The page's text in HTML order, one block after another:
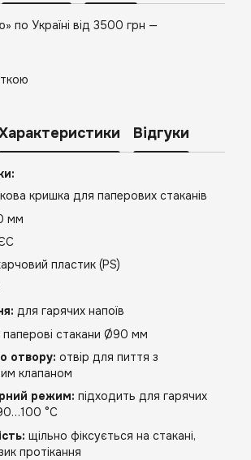
по Україні від 3500 грн —
Відгуки
кришка для паперових стаканів
мм
пластик (PS)
для гарячих напоїв
паперові стакани Ø90 мм
отвору: отвір для пиття з
клапаном
режим: підходить для гарячих
°C
щільно фіксується на стакані,
протікання